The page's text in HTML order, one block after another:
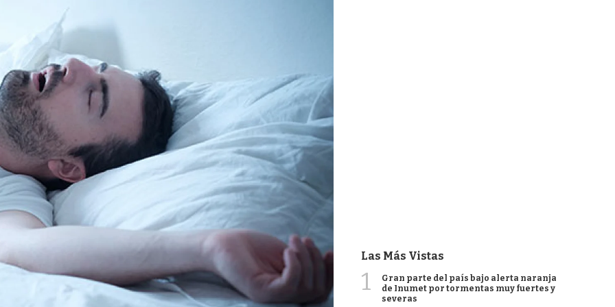
Las Más Vistas
1
Gran parte del país bajo alerta naranja
de Inumet por tormentas muy fuertes y
severas